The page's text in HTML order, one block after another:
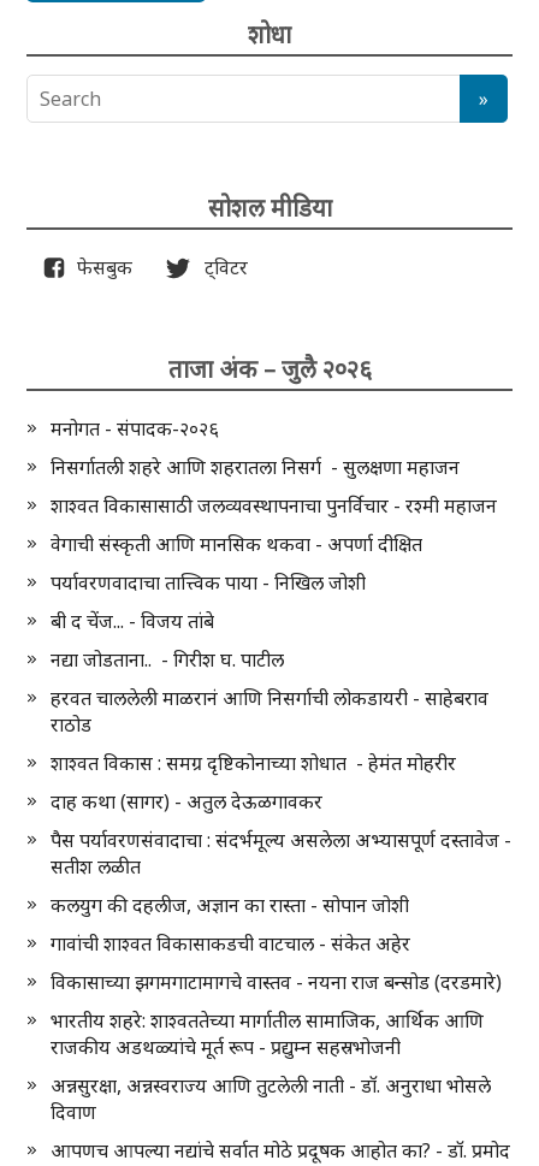
शोधा
सोशल मीडिया
फेसबुक ट्विटर
ताजा अंक – जुलै २०२६
मनोगत - संपादक-२०२६
निसर्गातली शहरे आणि शहरातला निसर्ग - सुलक्षणा महाजन
शाश्वत विकासासाठी जलव्यवस्थापनाचा पुनर्विचार - रश्मी महाजन
वेगाची संस्कृती आणि मानसिक थकवा - अपर्णा दीक्षित
पर्यावरणवादाचा तात्त्विक पाया - निखिल जोशी
बी द चेंज... - विजय तांबे
नद्या जोडताना.. - गिरीश घ. पाटील
हरवत चाललेली माळरानं आणि निसर्गाची लोकडायरी - साहेबराव
राठोड
शाश्वत विकास : समग्र दृष्टिकोनाच्या शोधात - हेमंत मोहरीर
दाह कथा (सागर) - अतुल देऊळगावकर
पैस पर्यावरणसंवादाचा : संदर्भमूल्य असलेला अभ्यासपूर्ण दस्तावेज -
सतीश लळीत
कलयुग की दहलीज, अज्ञान का रास्ता - सोपान जोशी
गावांची शाश्वत विकासाकडची वाटचाल - संकेत अहेर
विकासाच्या झगमगाटामागचे वास्तव - नयना राज बन्सोड (दरडमारे)
भारतीय शहरे: शाश्वततेच्या मार्गातील सामाजिक, आर्थिक आणि
राजकीय अडथळ्यांचे मूर्त रूप - प्रद्युम्न सहस्रभोजनी
अन्नसुरक्षा, अन्नस्वराज्य आणि तुटलेली नाती - डॉ. अनुराधा भोसले
दिवाण
आपणच आपल्या नद्यांचे सर्वात मोठे प्रदूषक आहोत का? - डॉ. प्रमोद